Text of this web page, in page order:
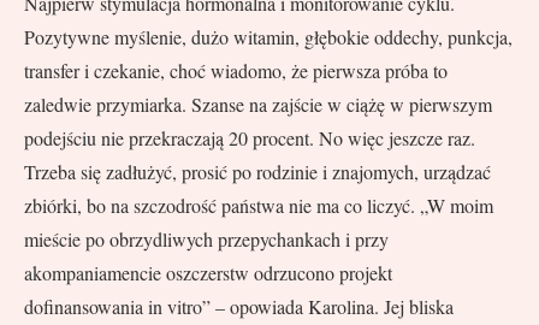
Pozytywne myślenie, dużo witamin, głębokie oddechy, punkcja,
transfer i czekanie, choć wiadomo, że pierwsza próba to
zaledwie przymiarka. Szanse na zajście w ciążę w pierwszym
podejściu nie przekraczają 20 procent. No więc jeszcze raz.
Trzeba się zadłużyć, prosić po rodzinie i znajomych, urządzać
zbiórki, bo na szczodrość państwa nie ma co liczyć. „W moim
mieście po obrzydliwych przepychankach i przy
akompaniamencie oszczerstw odrzucono projekt
dofinansowania in vitro” – opowiada Karolina. Jej bliska